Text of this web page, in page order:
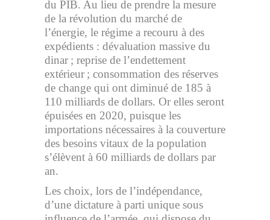
du PIB. Au lieu de prendre la mesure
de la révolution du marché de
l’énergie, le régime a recouru à des
expédients : dévaluation massive du
dinar ; reprise de l’endettement
extérieur ; consommation des réserves
de change qui ont diminué de 185 à
110 milliards de dollars. Or elles seront
épuisées en 2020, puisque les
importations nécessaires à la couverture
des besoins vitaux de la population
s’élèvent à 60 milliards de dollars par
an.
Les choix, lors de l’indépendance,
d’une dictature à parti unique sous